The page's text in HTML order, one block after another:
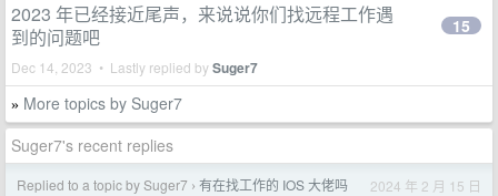
2023 年已经接近尾声，来说说你们找远程工作遇
到的问题吧
Dec 14, 2023 • Lastly replied bySuger7
15
» More topics by Suger7
Suger7's recent replies
Replied to a topic by Suger7 › 有在找工作的 IOS 大佬吗 2024 年 2 月 15 日